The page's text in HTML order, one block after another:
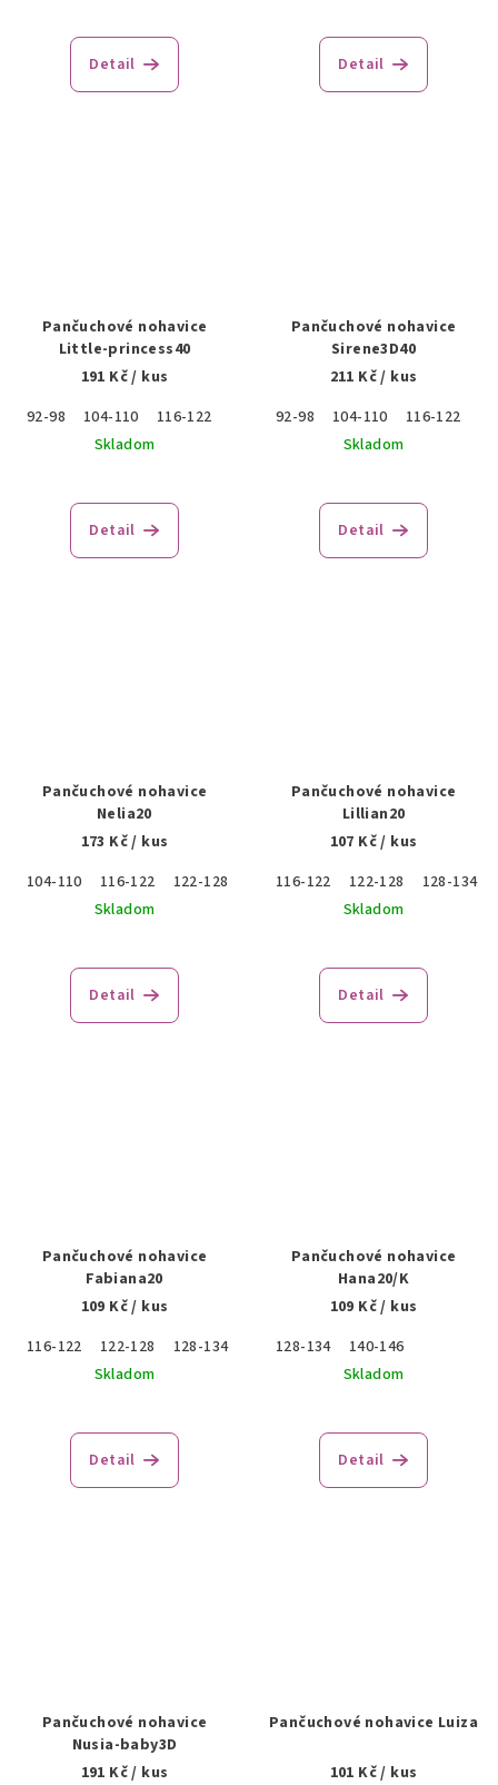
Detail Detail
Pančuchové nohavice
Little-princess40
191 Kč/ kus
92-98
104-110 116-122 122-128
128-134
Skladom
Detail
Pančuchové nohavice
Sirene3D40
211 Kč/ kus
92-98
104-110 116-122
Skladom
Detail
Pančuchové nohavice
Nelia20
173 Kč/ kus
104-110
116-122 122-128 128-134 134-140
140-146
Skladom
Detail
Pančuchové nohavice
Lillian20
107 Kč/ kus
116-122
122-128 128-134
Skladom
Detail
Pančuchové nohavice
Fabiana20
109 Kč/ kus
116-122
122-128 128-134 134-140 140-146
146-152
Skladom
Detail
Pančuchové nohavice
Hana20/K
109 Kč/ kus
128-134
140-146
Skladom
Detail
Pančuchové nohavice
Nusia-baby3D
191 Kč/ kus
Pančuchové nohavice Luiza
101 Kč/ kus